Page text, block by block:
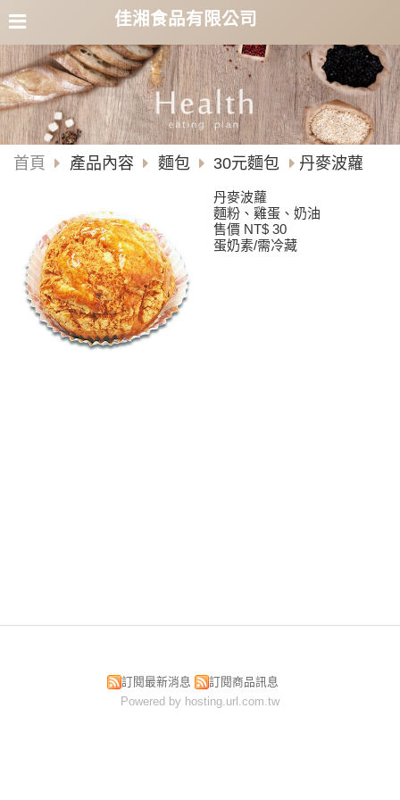
佳湘食品有限公司
首頁 產品內容 麵包 30元麵包 丹麥波蘿
丹麥波蘿
麵粉、雞蛋、奶油
售價 NT$ 30
蛋奶素/需冷藏
訂閱最新消息
訂閱商品訊息
Powered by hosting.url.com.tw